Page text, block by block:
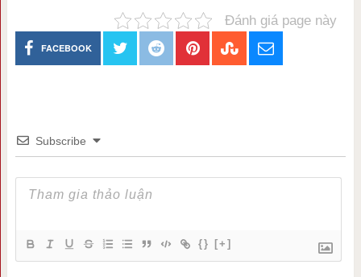
Đánh giá page này
FACEBOOK
Subscribe
{} [+]